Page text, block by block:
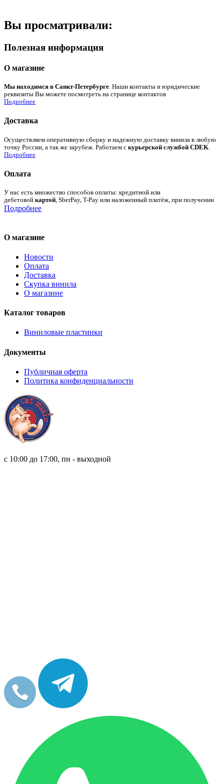
Вы просматривали:
Полезная информация
О магазине
Мы находимся в Санкт-Петербурге. Наши контакты и юридические
реквизиты Вы можете посмотреть на странице контактов
Подробнее
Доставка
Осуществляем оперативную сборку и надежную доставку винила в любую
точку России, а так же зарубеж. Работаем с курьерской службой CDEK
Подробнее
Оплата
У нас есть множество способов оплаты: кредитной или
дебетовой картой, SberPay, T-Pay или наложенный платёж, при получении
Подробнее
О магазине
Новости
Оплата
Доставка
Скупка винила
О магазине
Каталог товаров
Виниловые пластинки
Документы
Публичная оферта
Политика конфиденциальности
с 10:00 до 17:00, пн - выходной